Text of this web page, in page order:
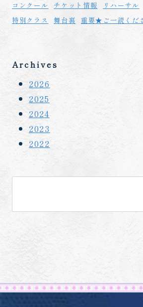
コンクール チケット情報 リハーサル
特別クラス
舞台裏 重要★ご一読くだ
Archives
2026
2025
2024
2023
2022